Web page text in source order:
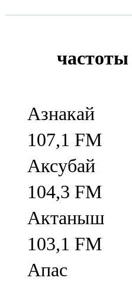
Азнакай
107,1 FM
Аксубай
104,3 FM
Актаныш
103,1 FM
Апас